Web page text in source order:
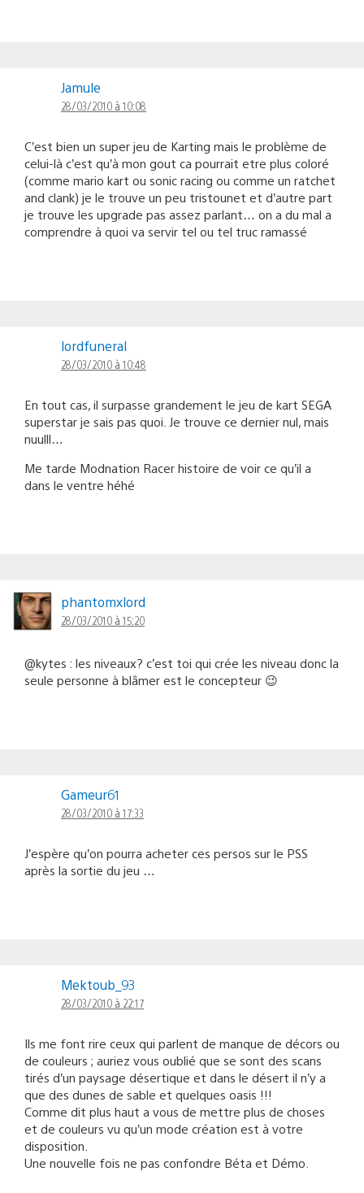
Jamule
28/03/2010 à 10:08
C’est bien un super jeu de Karting mais le problème de
celui-là c’est qu’à mon gout ca pourrait etre plus coloré
(comme mario kart ou sonic racing ou comme un ratchet
and clank) je le trouve un peu tristounet et d’autre part
je trouve les upgrade pas assez parlant… on a du mal a
comprendre à quoi va servir tel ou tel truc ramassé
lordfuneral
28/03/2010 à 10:48
En tout cas, il surpasse grandement le jeu de kart SEGA
superstar je sais pas quoi. Je trouve ce dernier nul, mais
nuulll…
Me tarde Modnation Racer histoire de voir ce qu’il a
dans le ventre héhé
phantomxlord
28/03/2010 à 15:20
@kytes : les niveaux? c’est toi qui crée les niveau donc la
seule personne à blâmer est le concepteur 😉
Gameur61
28/03/2010 à 17:33
J’espère qu’on pourra acheter ces persos sur le PSS
après la sortie du jeu …
Mektoub_93
28/03/2010 à 22:17
Ils me font rire ceux qui parlent de manque de décors ou
de couleurs ; auriez vous oublié que se sont des scans
tirés d’un paysage désertique et dans le désert il n’y a
que des dunes de sable et quelques oasis !!!
Comme dit plus haut a vous de mettre plus de choses
et de couleurs vu qu’un mode création est à votre
disposition.
Une nouvelle fois ne pas confondre Béta et Démo.